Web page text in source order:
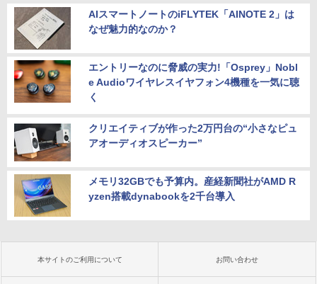
AIスマートノートのiFLYTEK「AINOTE 2」は
なぜ魅力的なのか？
エントリーなのに脅威の実力!「Osprey」Nobl
e Audioワイヤレスイヤフォン4機種を一気に聴
く
クリエイティブが作った2万円台の“小さなピュ
アオーディオスピーカー”
メモリ32GBでも予算内。産経新聞社がAMD R
yzen搭載dynabookを2千台導入
本サイトのご利用について お問い合わせ